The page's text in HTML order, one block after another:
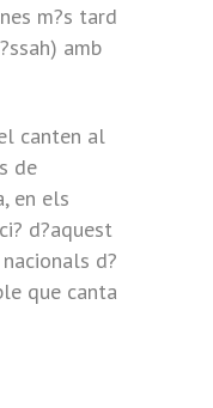
m?s tard
amb
canten al
de
en els
d?aquest
d?
que canta